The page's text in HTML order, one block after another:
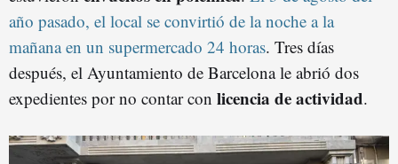
año pasado, el local se convirtió de la noche a la
mañana en un supermercado 24 horas. Tres días
después, el Ayuntamiento de Barcelona le abrió dos
expedientes por no contar con licencia de actividad.